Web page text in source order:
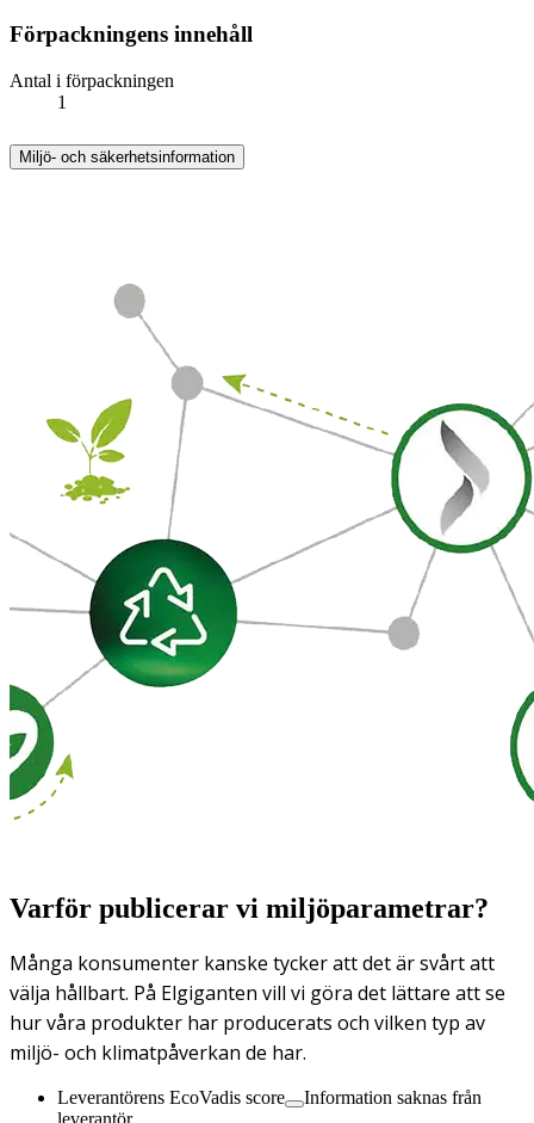
Förpackningens innehåll
Antal i förpackningen
1
Miljö- och säkerhetsinformation
Varför publicerar vi miljöparametrar?
Många konsumenter kanske tycker att det är svårt att
välja hållbart. På Elgiganten vill vi göra det lättare att se
hur våra produkter har producerats och vilken typ av
miljö- och klimatpåverkan de har.
Leverantörens EcoVadis score
Information saknas från
leverantör